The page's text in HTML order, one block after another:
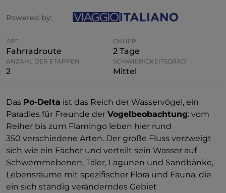
Powered by:
ART
Fahrradroute
DAUER
2 Tage
ANZAHL DER ETAPPEN
2
SCHWIERIGKEITSGRAD
Mittel
Das Po-Delta ist das Reich der Wasservögel, ein
Paradies für Freunde der Vogelbeobachtung: vom
Reiher bis zum Flamingo leben hier rund
350 verschiedene Arten. Der große Fluss verzweigt
sich wie ein Fächer und verteilt sein Wasser auf
Schwemmebenen, Täler, Lagunen und Sandbänke,
Lebensräume mit spezifischer Flora und Fauna, die
ein sich ständig veränderndes Gebiet